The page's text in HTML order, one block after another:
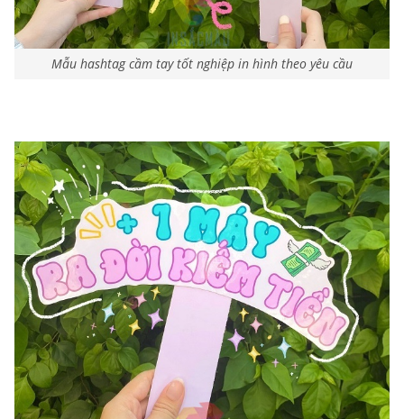
Mẫu hashtag cầm tay tốt nghiệp in hình theo yêu cầu